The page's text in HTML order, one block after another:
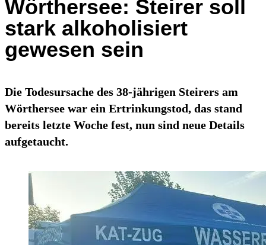
Wörthersee: Steirer soll
stark alkoholisiert
gewesen sein
Die Todesursache des 38-jährigen Steirers am
Wörthersee war ein Ertrinkungstod, das stand
bereits letzte Woche fest, nun sind neue Details
aufgetaucht.